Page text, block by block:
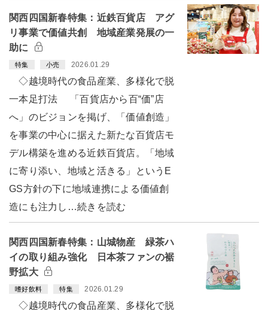
関西四国新春特集：近鉄百貨店 アグ
リ事業で価値共創 地域産業発展の一
助に
特集 小売 2026.01.29
◇越境時代の食品産業、多様化で脱
一本足打法 「百貨店から百“価”店
へ」のビジョンを掲げ、「価値創造」
を事業の中心に据えた新たな百貨店モ
デル構築を進める近鉄百貨店。「地域
に寄り添い、地域と活きる」というE
GS方針の下に地域連携による価値創
造にも注力し…続きを読む
関西四国新春特集：山城物産 緑茶ハ
イの取り組み強化 日本茶ファンの裾
野拡大
嗜好飲料 特集 2026.01.29
◇越境時代の食品産業、多様化で脱